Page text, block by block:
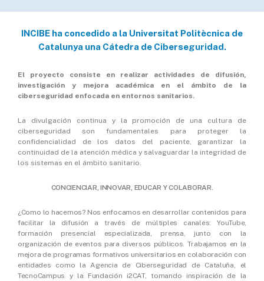
INCIBE ha concedido a la Universitat Politècnica de
Catalunya una Cátedra de Ciberseguridad.
El proyecto consiste en realizar actividades de difusión,
investigación y mejora académica en el ámbito de la
ciberseguridad enfocada en entornos sanitarios.
La divulgación continua y la promoción de una cultura de
ciberseguridad son fundamentales para proteger la
confidencialidad de los datos del paciente, garantizar la
continuidad de la atención médica y salvaguardar la integridad de
los sistemas en el ámbito sanitario.
CONCIENCIAR, INNOVAR, EDUCAR Y COLABORAR.
¿Como lo hacemos? Nos enfocamos en desarrollar contenidos para
facilitar la difusión a través de múltiples canales: YouTube,
formación presencial especializada, prensa, junto con la
organización de eventos para diversos públicos. Trabajamos en la
mejora de programas formativos universitarios en colaboración con
entidades como la Agencia de Ciberseguridad de Cataluña, el
TecnoCampus y la Fundación i2CAT, tomando inspiración de la